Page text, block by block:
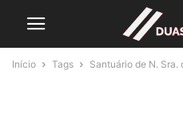
Início Tags Santuário de N. Sra.